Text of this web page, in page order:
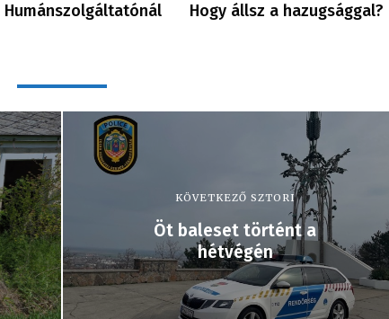
Humánszolgáltatónál Hogy állsz a hazugsággal?
KÖVETKEZŐ SZTORI
Öt baleset történt a
hétvégén